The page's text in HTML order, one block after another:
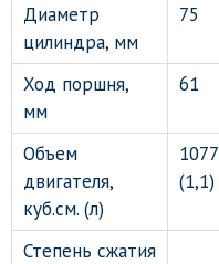
Диаметр
цилиндра, мм
75
Ход поршня,
мм
61
Объем
двигателя,
куб.см. (л)
1077
(1,1)
Степень сжатия